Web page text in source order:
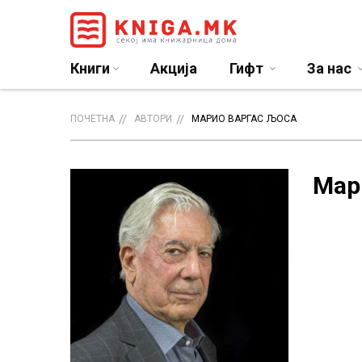
Книги Акција Гифт За нас
ПОЧЕТНА АВТОРИ МАРИО ВАРГАС ЉОСА